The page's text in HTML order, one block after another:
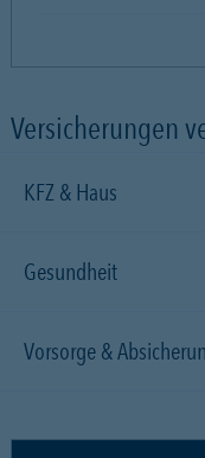
Versicherungen
KFZ & Haus
Gesundheit
Vorsorge &